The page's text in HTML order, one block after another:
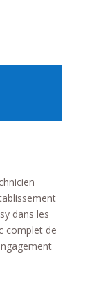
dans les
complet de